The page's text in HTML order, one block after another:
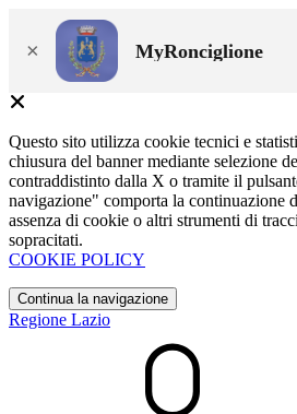
× MyRonciglione
Questo sito utilizza cookie tecnici e
chiusura del banner mediante selezione
contraddistinto dalla X o tramite il
navigazione" comporta la continuazione
assenza di cookie o altri strumenti di
sopracitati.
COOKIE POLICY
Continua la navigazione
Regione Lazio